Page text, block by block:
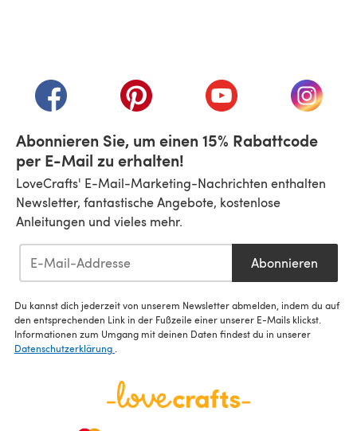
(öffnet sich in einem neuen Tab)
(öffnet sich in einem neuen Tab)
(öffnet sich in einem
(öffnet
Abonnieren Sie, um einen 15% Rabattcode
per E-Mail zu erhalten!
LoveCrafts' E-Mail-Marketing-Nachrichten enthalten
Newsletter, fantastische Angebote, kostenlose
Anleitungen und vieles mehr.
Abonnieren
Du kannst dich jederzeit von unserem Newsletter abmelden, indem du auf
den entsprechenden Link in der Fußzeile einer unserer E-Mails klickst.
Informationen zum Umgang mit deinen Daten findest du in unserer
Datenschutzerklärung